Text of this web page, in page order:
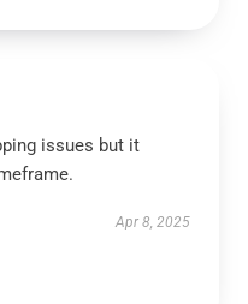
issues but it
Apr 8, 2025